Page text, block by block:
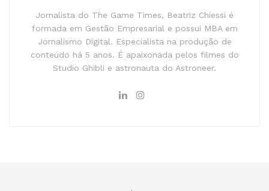
Jornalista do The Game Times, Beatriz Chiessi é
formada em Gestão Empresarial e possui MBA em
Jornalismo Digital. Especialista na produção de
conteúdo há 5 anos. É apaixonada pelos filmes do
Studio Ghibli e astronauta do Astroneer.